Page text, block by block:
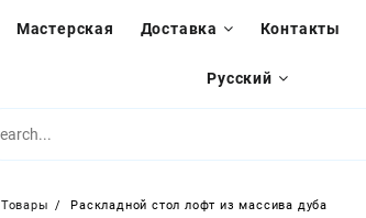
Мастерская Доставка Контакты
Русский
Товары Раскладной стол лофт из массива дуба